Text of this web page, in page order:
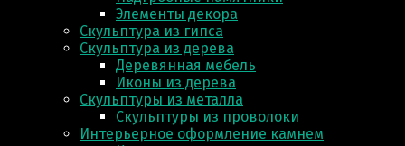
Элементы декора
Скульптура из гипса
Скульптура из деревa
Деревянная мебель
Иконы из дерева
Скульптуры из металла
Скульптуры из проволоки
Интерьерное оформление камнем